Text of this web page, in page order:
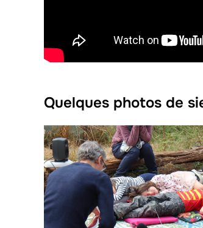
Quelques photos de